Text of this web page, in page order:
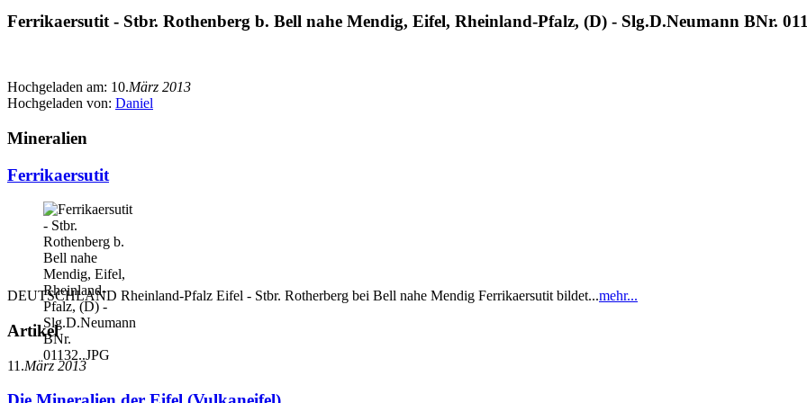
Ferrikaersutit - Stbr. Rothenberg b. Bell nahe Mendig, Eifel, Rheinland-Pfalz, (D) - Slg.D.Neumann BNr.
Hochgeladen am: 10.März 2013
Hochgeladen von: Daniel
Mineralien
Ferrikaersutit
DEUTSCHLAND Rheinland-Pfalz Eifel - Stbr. Rotherberg bei Bell nahe Mendig Ferrikaersutit bildet...mehr...
Artikel
11.März 2013